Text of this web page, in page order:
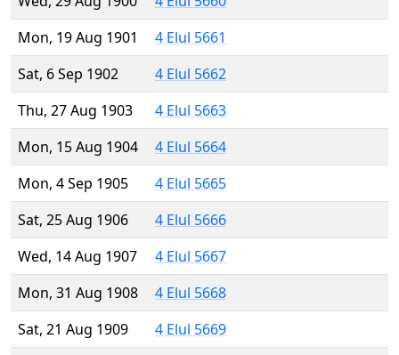
Mon, 19 Aug 1901
4 Elul 5661
Sat, 6 Sep 1902
4 Elul 5662
Thu, 27 Aug 1903
4 Elul 5663
Mon, 15 Aug 1904
4 Elul 5664
Mon, 4 Sep 1905
4 Elul 5665
Sat, 25 Aug 1906
4 Elul 5666
Wed, 14 Aug 1907
4 Elul 5667
Mon, 31 Aug 1908
4 Elul 5668
Sat, 21 Aug 1909
4 Elul 5669